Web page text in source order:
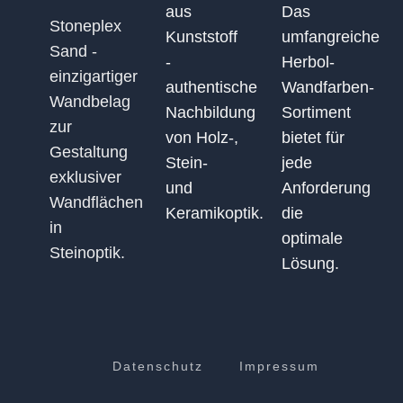
Stoneplex
Sand -
einzigartiger
Wandbelag
zur
Gestaltung
exklusiver
Wandflächen
in
Steinoptik.
aus
Kunststoff
-
authentische
Nachbildung
von Holz-,
Stein-
und
Keramikoptik.
Das
umfangreiche
Herbol-
Wandfarben-
Sortiment
bietet für
jede
Anforderung
die
optimale
Lösung.
Datenschutz Impressum